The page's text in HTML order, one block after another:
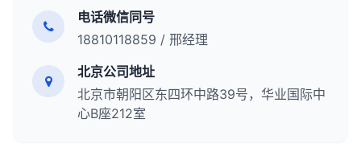
避免内部竞争。一个清晰的内容策略和关键词地图是
防止关键词自相残杀的关键。
审核网站更改：回顾近期的网站更改，看是否可能
导致排名变化。
：查看竞争对手是否有重大变化。
检查链接概况：查看外链是否有显著变化。
分析用户信号：查看用户行为数据是否有变化。
检查Google Search Console
电话微信同号
18810118859 / 邢经理
北京公司地址
北京市朝阳区东四环中路39号，华业国际中
心B座212室